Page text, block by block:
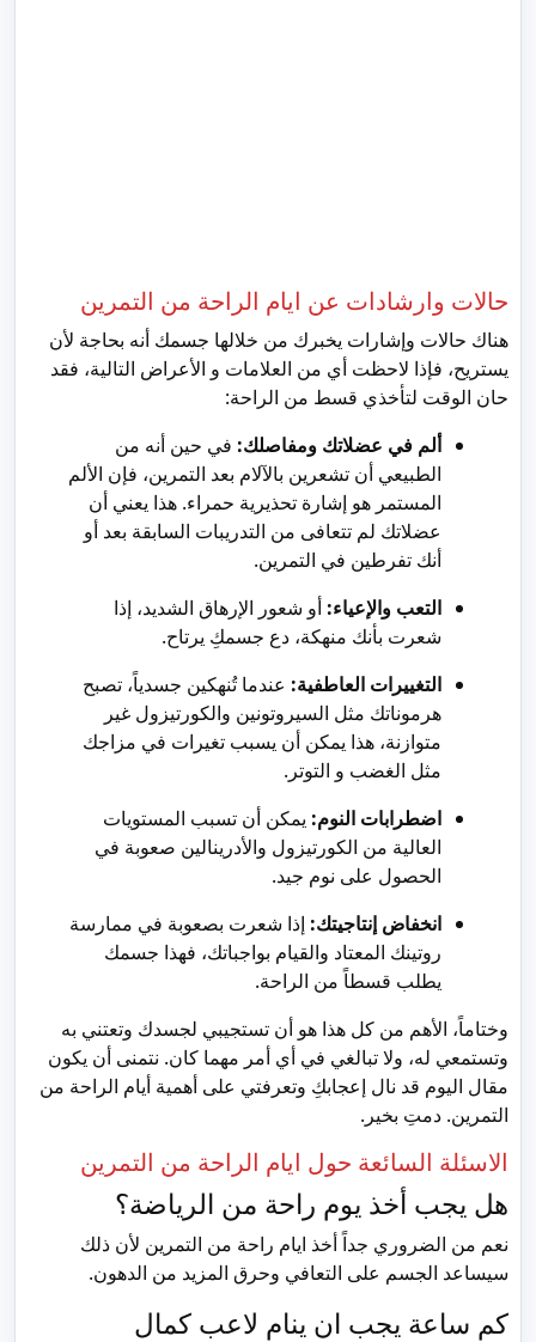
حالات وارشادات عن ايام الراحة من التمرين
هناك حالات وإشارات يخبرك من خلالها جسمك أنه بحاجة لأن
يستريح، فإذا لاحظت أي من العلامات و الأعراض التالية، فقد
حان الوقت لتأخذي قسط من الراحة:
ألم في عضلاتك ومفاصلك: في حين أنه من
الطبيعي أن تشعرين بالآلام بعد التمرين، فإن الألم
المستمر هو إشارة تحذيرية حمراء. هذا يعني أن
عضلاتك لم تتعافى من التدريبات السابقة بعد أو
أنك تفرطين في التمرين.
التعب والإعياء: أو شعور الإرهاق الشديد، إذا
شعرت بأنك منهكة، دع جسمكِ يرتاح.
التغييرات العاطفية: عندما تُنهكين جسدياً، تصبح
هرموناتك مثل السيروتونين والكورتيزول غير
متوازنة، هذا يمكن أن يسبب تغيرات في مزاجك
مثل الغضب و التوتر.
اضطرابات النوم: يمكن أن تسبب المستويات
العالية من الكورتيزول والأدرينالين صعوبة في
الحصول على نوم جيد.
انخفاض إنتاجيتك: إذا شعرت بصعوبة في ممارسة
روتينك المعتاد والقيام بواجباتك، فهذا جسمك
يطلب قسطاً من الراحة.
وختاماً، الأهم من كل هذا هو أن تستجيبي لجسدك وتعتني به
وتستمعي له، ولا تبالغي في أي أمر مهما كان. نتمنى أن يكون
مقال اليوم قد نال إعجابكِ وتعرفتي على أهمية أيام الراحة من
التمرين. دمتِ بخير.
الاسئلة السائعة حول ايام الراحة من التمرين
هل يجب أخذ يوم راحة من الرياضة؟
نعم من الضروري جداً أخذ ايام راحة من التمرين لأن ذلك
سيساعد الجسم على التعافي وحرق المزيد من الدهون.
كم ساعة يجب ان ينام لاعب كمال